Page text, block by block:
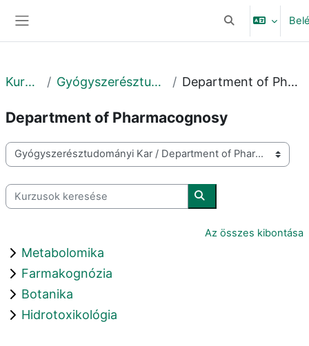
Keresési
Kurzusok Gyógyszerésztudományi Kar Department of Pharmacognosy
Department of Pharmacognosy
Kurzuskategóriák
Kurzusok keresése
Kurzusok keresése
Az összes kibontása
Metabolomika
Farmakognózia
Botanika
Hidrotoxikológia